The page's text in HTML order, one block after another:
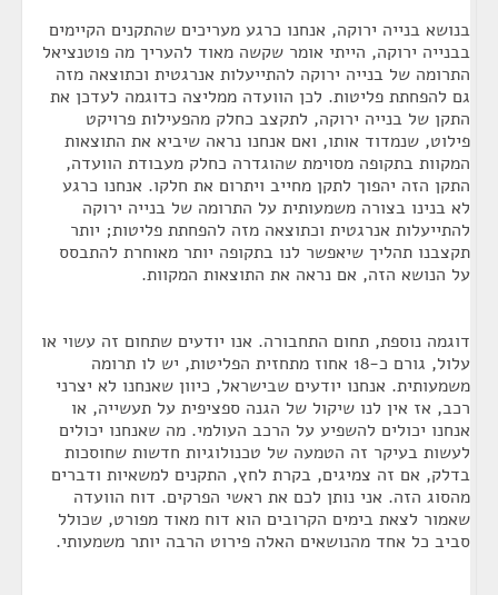
בנושא בנייה ירוקה, אנחנו כרגע מעריכים שהתקנים הקיימים
בבנייה ירוקה, הייתי אומר שקשה מאוד להעריך מה פוטנציאל
התרומה של בנייה ירוקה להתייעלות אנרגטית וכתוצאה מזה
גם להפחתת פליטות. לכן הוועדה ממליצה כדוגמה לעדכן את
התקן של בנייה ירוקה, לתקצב כחלק מהפעילות פרויקט
פילוט, שנמדוד אותו, ואם אנחנו נראה שיביא את התוצאות
המקוות בתקופה מסוימת שהוגדרה כחלק מעבודת הוועדה,
התקן הזה יהפוך לתקן מחייב ויתרום את חלקו. אנחנו כרגע
לא בנינו בצורה משמעותית על התרומה של בנייה ירוקה
להתייעלות אנרגטית וכתוצאה מזה להפחתת פליטות; יותר
תקצבנו תהליך שיאפשר לנו בתקופה יותר מאוחרת להתבסס
על הנושא הזה, אם נראה את התוצאות המקוות.
דוגמה נוספת, תחום התחבורה. אנו יודעים שתחום זה עשוי או
עלול, גורם כ-18 אחוז מתחזית הפליטות, יש לו תרומה
משמעותית. אנחנו יודעים שבישראל, כיוון שאנחנו לא יצרני
רכב, אז אין לנו שיקול של הגנה ספציפית על תעשייה, או
אנחנו יכולים להשפיע על הרכב העולמי. מה שאנחנו יכולים
לעשות בעיקר זה הטמעה של טכנולוגיות חדשות שחוסכות
בדלק, אם זה צמיגים, בקרת לחץ, התקנים למשאיות ודברים
מהסוג הזה. אני נותן לכם את ראשי הפרקים. דוח הוועדה
שאמור לצאת בימים הקרובים הוא דוח מאוד מפורט, שכולל
סביב כל אחד מהנושאים האלה פירוט הרבה יותר משמעותי.